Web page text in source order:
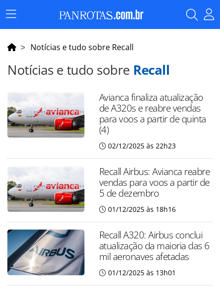
Menu
Principal
Notícias e tudo sobre Recall
Notícias e tudo sobre Recall
Avianca finaliza atualização
de A320s e reabre vendas
para voos a partir de quinta
(4)
02/12/2025 às 22h23
Recall Airbus: Avianca reabre
vendas para voos a partir de
5 de dezembro
01/12/2025 às 18h16
Recall A320: Airbus conclui
atualização da maioria das 6
mil aeronaves afetadas
01/12/2025 às 13h01